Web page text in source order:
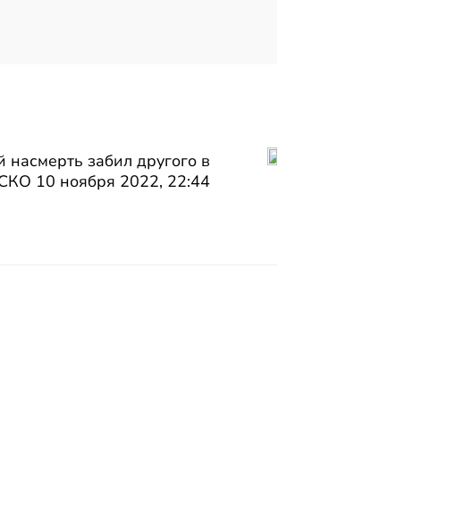
забил другого в
10 ноября 2022, 22:44